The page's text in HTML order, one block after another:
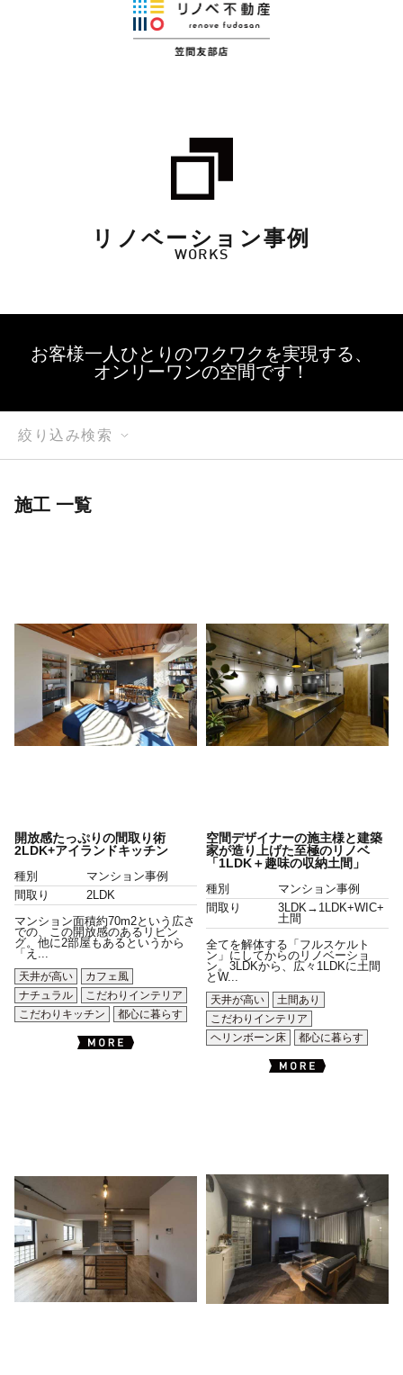
リノベーション事例
WORKS
お客様一人ひとりのワクワクを実現する、
オンリーワンの空間です！
絞り込み検索
施工 一覧
開放感たっぷりの間取り術
2LDK+アイランドキッチン
種別
マンション事例
間取り
2LDK
マンション面積約70m2という広さ
での、この開放感のあるリビン
グ。他に2部屋もあるというから
「え...
天井が高い
カフェ風
ナチュラル
こだわりインテリア
こだわりキッチン
都心に暮らす
空間デザイナーの施主様と建築
家が造り上げた至極のリノベ
「1LDK＋趣味の収納土間」
種別
マンション事例
間取り
3LDK→1LDK+WIC+
土間
全てを解体する「フルスケルト
ン」にしてからのリノベーショ
ン。3LDKから、広々1LDKに土間
とW...
天井が高い
土間あり
こだわりインテリア
ヘリンボーン床
都心に暮らす